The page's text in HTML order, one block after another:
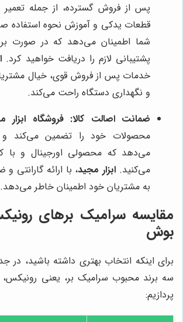
پس از فروش گسترده، از جمله تعمیر
قطعات یدکی و آموزش نحوه استفاده
شما اطمینان می‌دهد که در صورت
پشتیبانی لازم را دریافت خواهید کرد.
خدمات پس از فروش قوی، خیال
و نگهداری دستگاه راحت می‌کند.
ضمانت اصالت کالا: فروشگاه ابزار
محصولات خود را تضمین می‌کند و
می‌دهد که محصولی اورجینال و با
می‌کنید. ابزار مجید، با ارائه گارانتی
به مشتریان خود اطمینان خاطر می‌دهد.
مقایسه سرامیک برهای
بوش
برای اینکه انتخاب بهتری داشته باشید، در
سه برند محبوب سرامیک بر، یعنی
پردازیم: